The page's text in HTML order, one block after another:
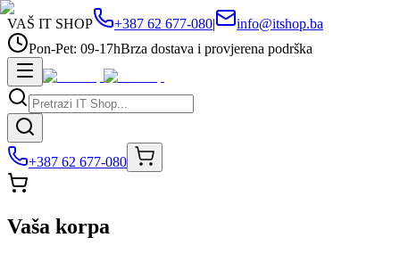
VAŠ IT SHOP +387 62 677-080|
info@itshop.ba
Pon-Pet: 09-17hBrza dostava i provjerena podrška
+387 62 677-080
Vaša korpa